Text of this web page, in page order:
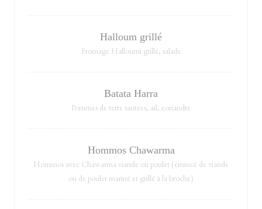
Halloum grillé
Fromage Halloumi grillé, salade
Batata Harra
Pommes de terre sautées, ail, coriandre
Hommos Chawarma
Hommos avec Chawarma viande ou poulet (émincé de viande
ou de poulet mariné et grillé à la broche)